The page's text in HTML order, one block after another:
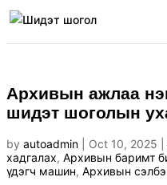
Архивын ажлаа
шидэт шоголын
by autoadmin Oct 10, 2025
хадгалах, Архивын баримт
үдэгч машин, Архивын